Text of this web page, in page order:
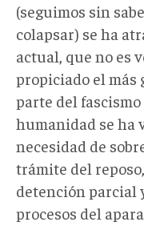
(seguimos sin
colapsar) se ha
actual, que no es
propiciado el más
parte del
humanidad se ha
necesidad de
trámite del
detención parcial
procesos del